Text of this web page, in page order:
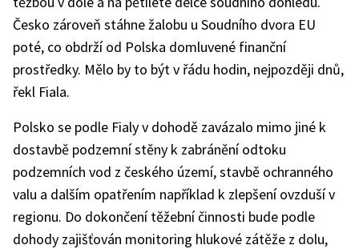
Česko zároveň stáhne žalobu u Soudního dvora EU
poté, co obdrží od Polska domluvené finanční
prostředky. Mělo by to být v řádu hodin, nejpozději dnů,
řekl Fiala.
Polsko se podle Fialy v dohodě zavázalo mimo jiné k
dostavbě podzemní stěny k zabránění odtoku
podzemních vod z českého území, stavbě ochranného
valu a dalším opatřením například k zlepšení ovzduší v
regionu. Do dokončení těžební činnosti bude podle
dohody zajišťován monitoring hlukové zátěže z dolu,